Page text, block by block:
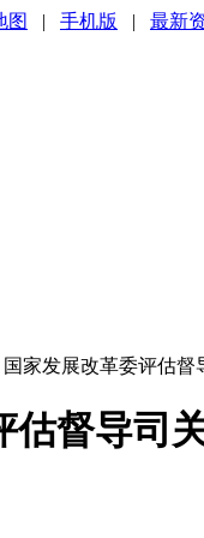
图 | 手机版 | 最新
国家发展改革委评估督
估督导司